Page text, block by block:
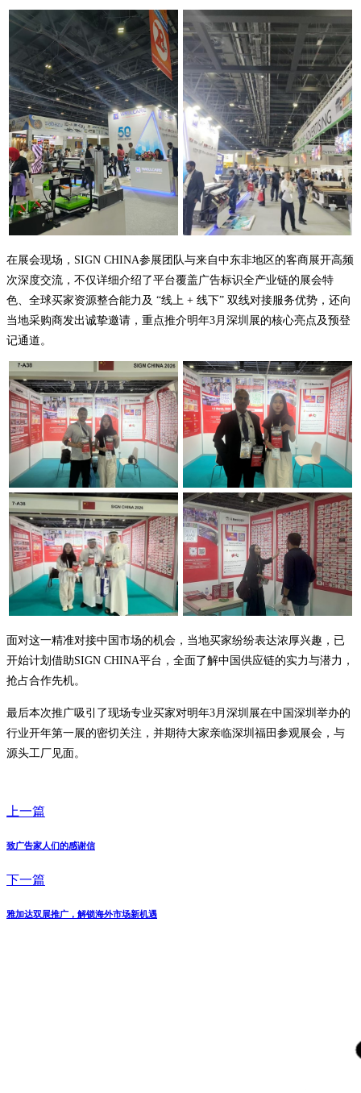
在展会现场，SIGN CHINA参展团队与来自中东非地区的客商展开高频
次深度交流，不仅详细介绍了平台覆盖广告标识全产业链的展会特
色、全球买家资源整合能力及 “线上 + 线下” 双线对接服务优势，还向
当地采购商发出诚挚邀请，重点推介明年3月深圳展的核心亮点及预登
记通道。
面对这一精准对接中国市场的机会，当地买家纷纷表达浓厚兴趣，已
开始计划借助SIGN CHINA平台，全面了解中国供应链的实力与潜力，
抢占合作先机。
最后本次推广吸引了现场专业买家对明年3月深圳展在中国深圳举办的
行业开年第一展的密切关注，并期待大家亲临深圳福田参观展会，与
源头工厂见面。
上一篇
致广告家人们的感谢信
下一篇
雅加达双展推广，解锁海外市场新机遇